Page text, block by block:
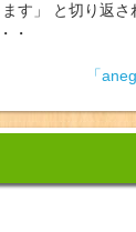
す」 と切り返さ
・
「